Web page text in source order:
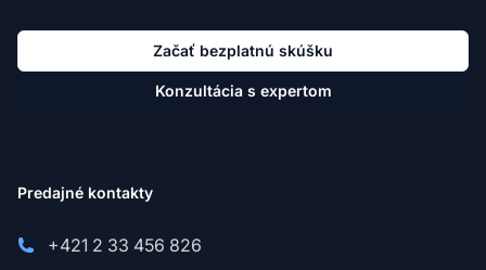
Začať bezplatnú skúšku
Konzultácia s expertom
Predajné kontakty
+421 2 33 456 826